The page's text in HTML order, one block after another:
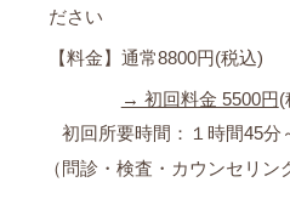
ださい
【料金】通常8800円(税込)
→ 初回料金 5500円(
初回所要時間：１時間45分
（問診・検査・カウンセリン